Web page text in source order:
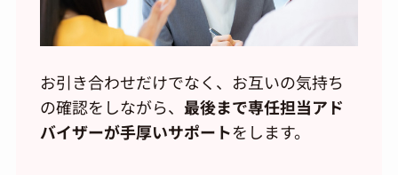
お引き合わせだけでなく、お互いの気持ち
の確認をしながら、 最後まで専任担当アド
バイザーが手厚いサポートをします。